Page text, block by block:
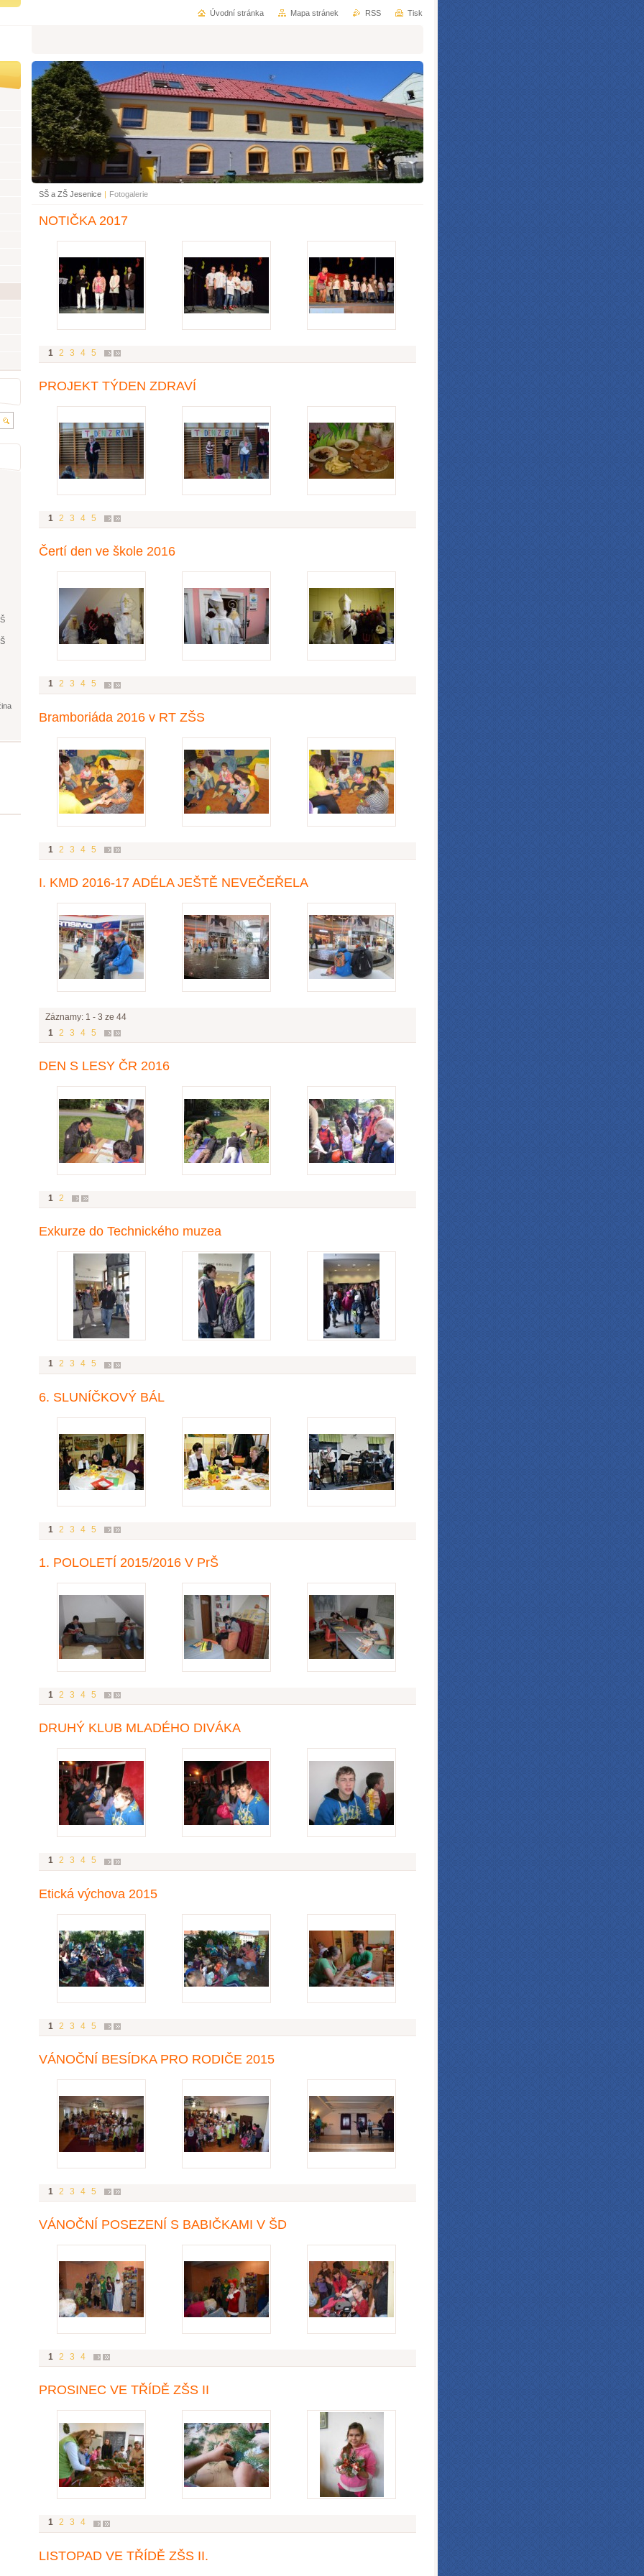
SŠ a ZŠ Jesenice | Fotogalerie
NOTIČKA 2017
1 2 3 4 5
PROJEKT TÝDEN ZDRAVÍ
1 2 3 4 5
Čertí den ve škole 2016
1 2 3 4 5
Bramboriáda 2016 v RT ZŠS
1 2 3 4 5
I. KMD 2016-17 ADÉLA JEŠTĚ NEVEČEŘELA
Záznamy: 1 - 3 ze 44
1 2 3 4 5
DEN S LESY ČR 2016
1 2
Exkurze do Technického muzea
1 2 3 4 5
6. SLUNÍČKOVÝ BÁL
1 2 3 4 5
1. POLOLETÍ 2015/2016 V PrŠ
1 2 3 4 5
DRUHÝ KLUB MLADÉHO DIVÁKA
1 2 3 4 5
Etická výchova 2015
1 2 3 4 5
VÁNOČNÍ BESÍDKA PRO RODIČE 2015
1 2 3 4 5
VÁNOČNÍ POSEZENÍ S BABIČKAMI V ŠD
1 2 3 4
PROSINEC VE TŘÍDĚ ZŠS II
1 2 3 4
LISTOPAD VE TŘÍDĚ ZŠS II.
Úvodní stránka Mapa stránek RSS Tisk